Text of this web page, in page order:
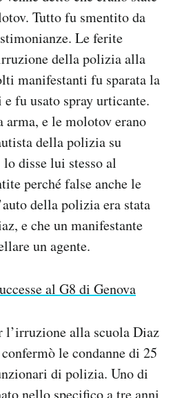
Tutto fu smentito da
Le ferite
della polizia alla
manifestanti fu sparata la
fu usato spray urticante.
arma, e le molotov erano
della polizia su
disse lui stesso al
perché false anche le
della polizia era stata
e che un manifestante
un agente.
al G8 di Genova
alla scuola Diaz
le condanne di 25
di polizia. Uno di
nello specifico a tre anni